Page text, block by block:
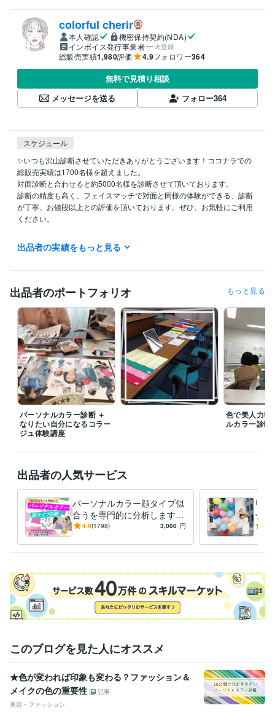
colorful cherir
本人確認
機密保持契約(NDA)
インボイス発行事業者
未登録
総販売実績1,980評価 4.9フォロワー364
無料で見積り相談
メッセージを送る
フォロー364
スケジュール
✨いつも沢山診断させていただきありがとうございます！ココナラでの
総販売実績は1700名様を超えました。
対面診断と合わせると約5000名様を診断させて頂いております。
診断の精度も高く、フェイスマッチで対面と同様の体験ができる、診断
が丁寧、お値段以上との評価を頂いております。ぜひ、お気軽にご利用
ください。
✨ ココナラ招待コードで1000円引き ✨
ココナラに新規登録される方は、初回のみ以下のリンクから登録すると1
https://coconala.com/invite/1P3RVV
経験職種
ライフスタイル・その他 / 講師・インストラクター 経験年数 : 7年
受賞歴
『パーソナルカラーを知って魅力UP　オフィスで映える私色』 Flam
maカラーアナリストフルコース TAEKO MAGICプロフェッショナル
メイクアドバイザー アドバンスカラーセラピスト1stコース 日本
顔タイプ診断協会顔タイプアドバイザー１級 色彩検定2級
資格・検定
パーソナルカラーアナリスト
色彩検定2級 取得年 : 2023年
住まい・美容・生活相談 パーソナルカラー 顔タイプ診断
ファッション メイク パーソナルカラー
顔タイプ診断
イメージコンサル
カラーセラピスト
コスメコンシェルジュ
メイクレッスン
出品者の実績をもっと見る
出品者のポートフォリオ もっと見る
パーソナルカラー診断 ＋
なりたい自分になるコラー
ジュ体験講座
色で美人力
ルカラー診断
出品者の人気サービス
パーソナルカラー顔タイプ似
合うを専門的に分析します AI
では不可能な繊細分析｜永久
4.9(1798) 3,000 円
リ
ップ
から
このブログを見た人にオススメ
★色が変われば印象も変わる？ファッション＆
メイクの色の重要性
記事
美容・ファッション